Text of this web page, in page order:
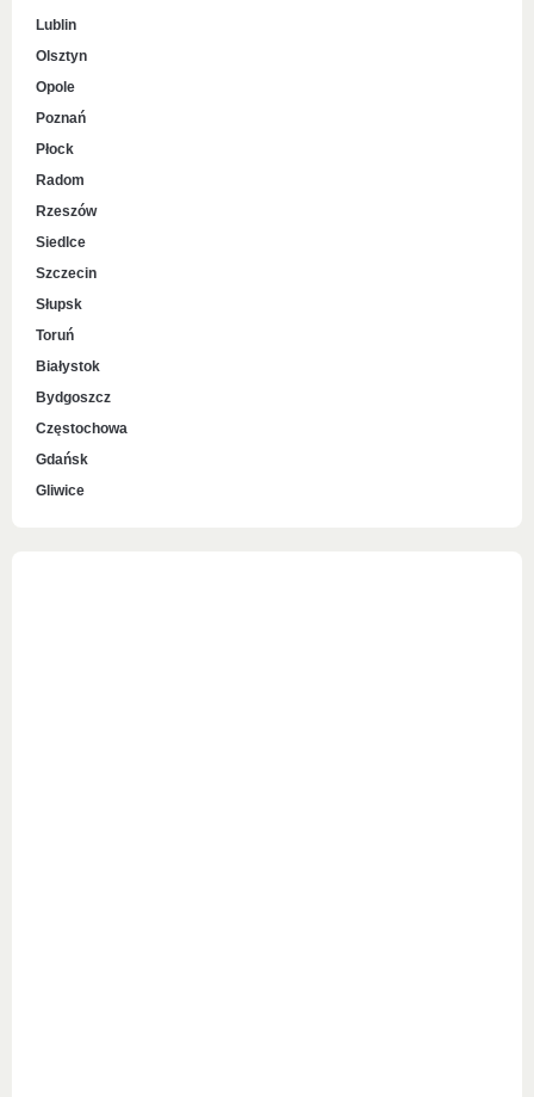
Lublin
Olsztyn
Opole
Poznań
Płock
Radom
Rzeszów
Siedlce
Szczecin
Słupsk
Toruń
Białystok
Bydgoszcz
Częstochowa
Gdańsk
Gliwice